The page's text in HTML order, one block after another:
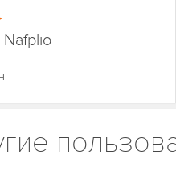
Nafplio